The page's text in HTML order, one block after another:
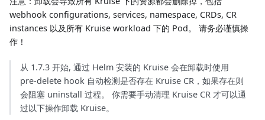
webhook configurations, services, namespace, CRDs, CR
instances 以及所有 Kruise workload 下的 Pod。 请务必谨慎操
作！
从 1.7.3 开始, 通过 Helm 安装的 Kruise 会在卸载时使用
pre-delete hook 自动检测是否存在 Kruise CR，如果存在则
会阻塞 uninstall 过程。 你需要手动清理 Kruise CR 才可以通
过以下操作卸载 Kruise。